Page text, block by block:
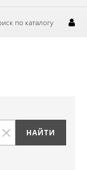
по каталогу